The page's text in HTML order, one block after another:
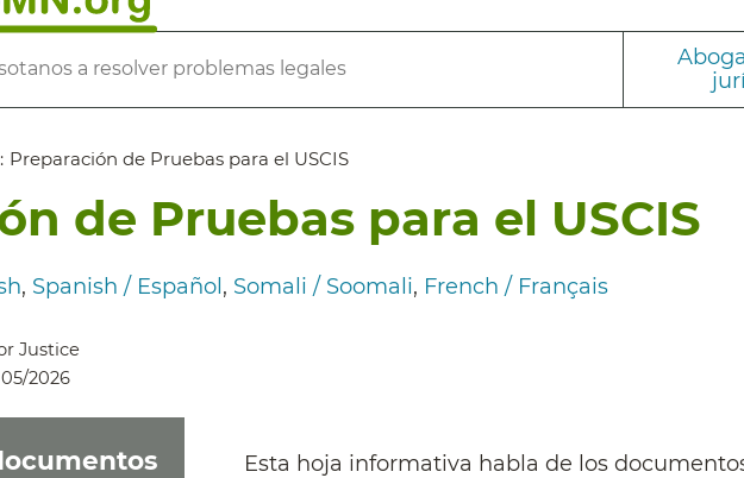
a resolver problemas legales
: Preparación de Pruebas para el USCIS
de Pruebas para el USCIS
Spanish / Español Somali / Soomali French / Français
Justice
05/2026
Esta hoja informativa habla de los